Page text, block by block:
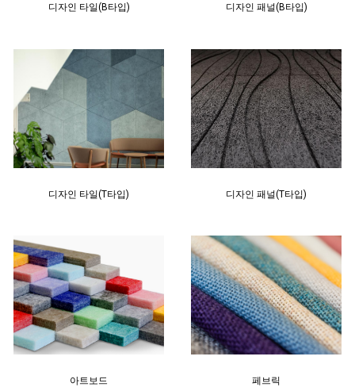
디자인 타일(B타입) 디자인 패널(B타입)
디자인 타일(T타입) 디자인 패널(T타입)
아트보드 페브릭